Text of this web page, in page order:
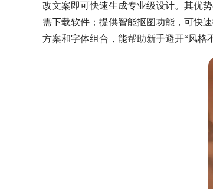
改文案即可快速生成专业级设计。其优
需下载软件；提供智能抠图功能，可快
方案和字体组合，能帮助新手避开“风格